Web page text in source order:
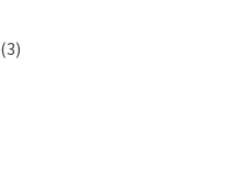
(3)